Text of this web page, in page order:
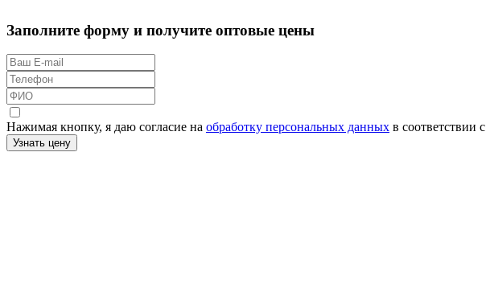
Заполните форму и получите оптовые цены
Нажимая кнопку, я даю согласие на обработку персональных данных в соответствии с
Узнать цену